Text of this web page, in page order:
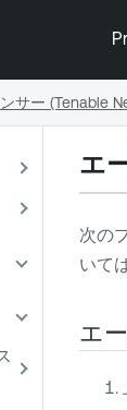
エ
次の
いて
エ
サー (Tenable